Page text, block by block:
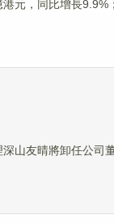
元，同比增長9.9%
山友晴將卸任公司